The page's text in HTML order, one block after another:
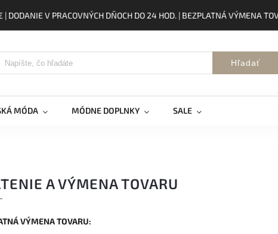
DODANIE V PRACOVNÝCH DŇOCH DO 24 HOD. | BEZPLATNÁ VÝMENA
Hľadať
MÓDA MÓDNE DOPLNKY SALE
A VÝMENA TOVARU
VÝMENA TOVARU: